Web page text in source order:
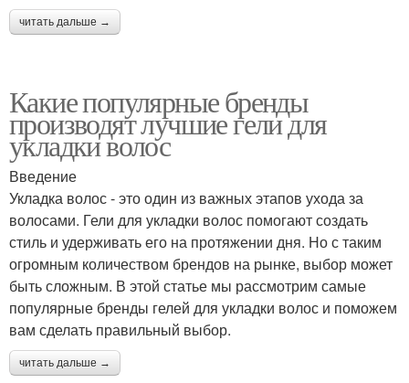
читать дальше →
Какие популярные бренды
производят лучшие гели для
укладки волос
Введение
Укладка волос - это один из важных этапов ухода за
волосами. Гели для укладки волос помогают создать
стиль и удерживать его на протяжении дня. Но с таким
огромным количеством брендов на рынке, выбор может
быть сложным. В этой статье мы рассмотрим самые
популярные бренды гелей для укладки волос и поможем
вам сделать правильный выбор.
читать дальше →